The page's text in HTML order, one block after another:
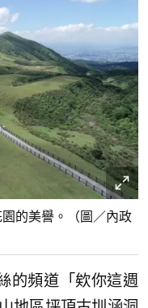
的美譽。（圖／內政
的頻道「欸你這週